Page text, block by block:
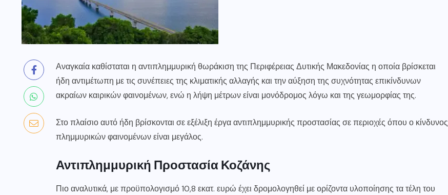
Αναγκαία καθίσταται η αντιπλημμυρική θωράκιση της Περιφέρειας Δυτικής Μακεδονίας η οποία βρίσκεται
ήδη αντιμέτωπη με τις συνέπειες της κλιματικής αλλαγής και την αύξηση της συχνότητας επικίνδυνων
ακραίων καιρικών φαινομένων, ενώ η λήψη μέτρων είναι μονόδρομος λόγω και της γεωμορφίας της.
Στο πλαίσιο αυτό ήδη βρίσκονται σε εξέλιξη έργα αντιπλημμυρικής προστασίας σε περιοχές όπου ο κίνδυνος
πλημμυρικών φαινομένων είναι μεγάλος.
Αντιπλημμυρική Προστασία Κοζάνης
Πιο αναλυτικά, με προϋπολογισμό 10,8 εκατ. ευρώ έχει δρομολογηθεί με ορίζοντα υλοποίησης τα τέλη του